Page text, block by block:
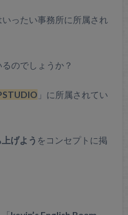
ったい事務所に所属され
のでしょうか？
」に所属されてい
げよう をコンセプトに掲